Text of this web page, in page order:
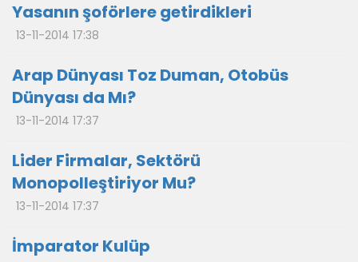
Yasanın şoförlere getirdikleri
13-11-2014 17:38
Arap Dünyası Toz Duman, Otobüs
Dünyası da Mı?
13-11-2014 17:37
Lider Firmalar, Sektörü
Monopolleştiriyor Mu?
13-11-2014 17:37
İmparator Kulüp